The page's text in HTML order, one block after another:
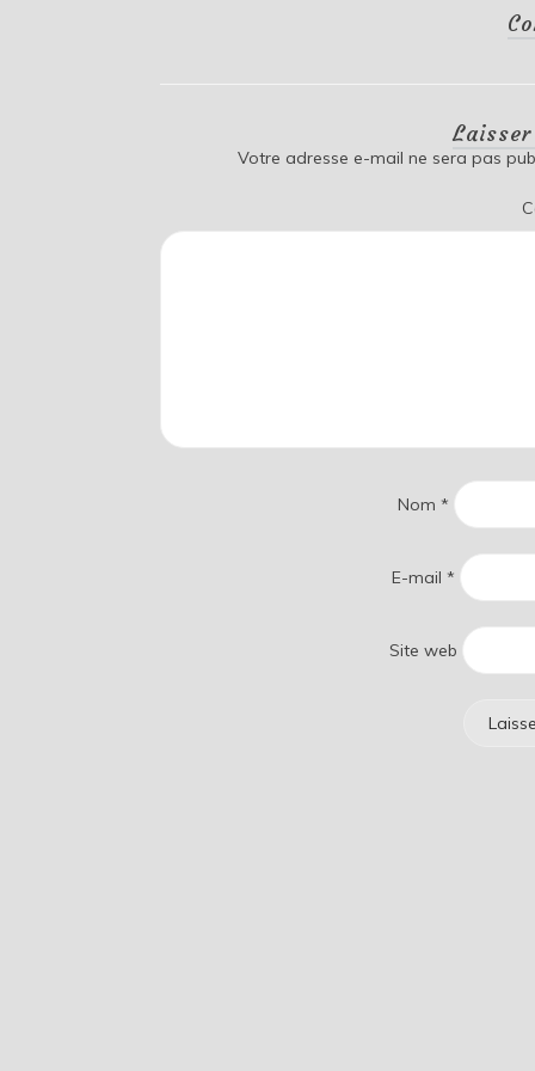
Votre adresse e-mail ne sera pas
Nom *
E-mail *
Site web